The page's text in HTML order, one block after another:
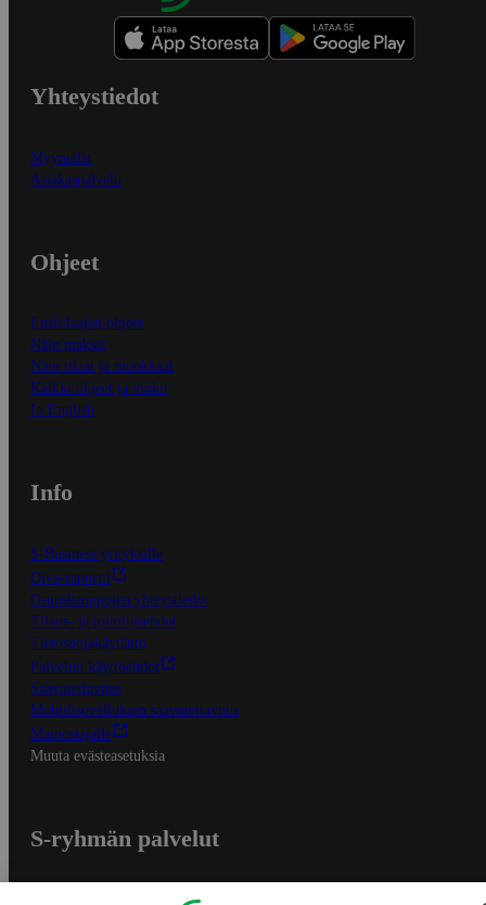
Yhteystiedot
Myymälät
Asiakaspalvelu
Ohjeet
Ensitilaajan ohjeet
Näin maksat
Näin tilaat ja muokkaat
Kaikki ohjeet ja vinkit
In English
Info
S-Business yrityksille
Oiva-raportit
Osuuskauppojen yhteystiedot
Tilaus- ja toimitusehdot
Tietosuojakäytäntö
Palvelun käyttöehdot
Saavutettavuus
Mobiilisovelluksen saavutettavuus
Mainostajalle
Muuta evästeasetuksia
S-ryhmän palvelut